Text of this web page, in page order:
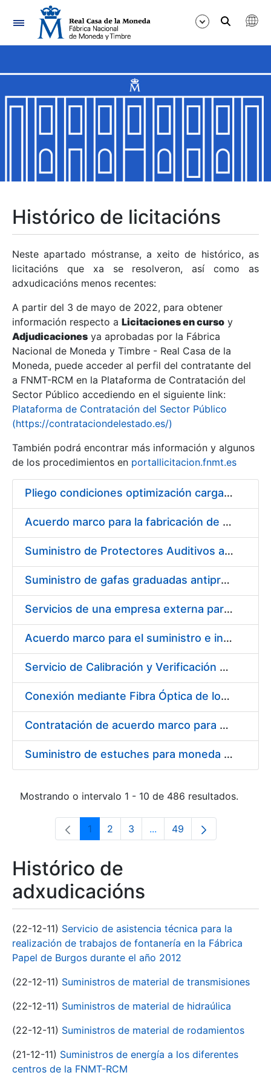
Navegación
Mostrar/Ocultar
Mostrar/Ocultar
Mostrar/Ocultar
Mostrar/Ocultar
Mostrar/Ocultar
Mostrar/Ocultar
Mostrar/Ocultar
Histórico de licitacións
Neste apartado móstranse, a xeito de histórico, as
licitacións que xa se resolveron, así como as
adxudicacións menos recentes:
A partir del 3 de mayo de 2022, para obtener
información respecto a Licitaciones en curso y
Adjudicaciones ya aprobadas por la Fábrica
Nacional de Moneda y Timbre - Real Casa de la
Moneda, puede acceder al perfil del contratante del
a FNMT-RCM en la Plataforma de Contratación del
Sector Público accediendo en el siguiente link:
Plataforma de Contratación del Sector Público
(https://contrataciondelestado.es/)
También podrá encontrar más información y algunos
de los procedimientos en portallicitacion.fnmt.es
Pliego condiciones optimización cargas compras firmado
Acuerdo marco para la fabricación de piezas
Suministro de Protectores Auditivos a medida para las personas trabajadoras de los Centros de Trabajo de Madrid y Burgos
Suministro de gafas graduadas antiproyecciones para los trabajadores de la FNMT-RCM en los centros de trabajo de Madrid y Burgos
Servicios de una empresa externa para el asesoramiento y resolución de los recursos de alzada que se presentan relacionados con procesos de selección para la FNMT-RCM
Acuerdo marco para el suministro e instalación de persianas, estores y otros complementos
Servicio de Calibración y Verificación Externa de los Equipos de Medición del Servicio de Prevención de la FNMT-RCM
Conexión mediante Fibra Óptica de los Centros de Proceso de Datos (CPDs) de las sedes de la FNMT-RCM de Burgos y Madrid
Contratación de acuerdo marco para el Suministro de Material de Electricidad para la Fábrica Nacional de Moneda y Timbre-Real Casa de la Moneda en su centro de trabajo de Burgos
Suministro de estuches para moneda de 30 €
Mostrando o intervalo 1 - 10 de 486 resultados.
Páxina
1 Páxina
2 Páxina
3 ...Páxinas intermedias Use
Páxina
49
Histórico de
adxudicacións
(22-12-11) Servicio de asistencia técnica para la
realización de trabajos de fontanería en la Fábrica
Papel de Burgos durante el año 2012
(22-12-11) Suministros de material de transmisiones
(22-12-11) Suministros de material de hidraúlica
(22-12-11) Suministros de material de rodamientos
(21-12-11) Suministros de energía a los diferentes
centros de la FNMT-RCM